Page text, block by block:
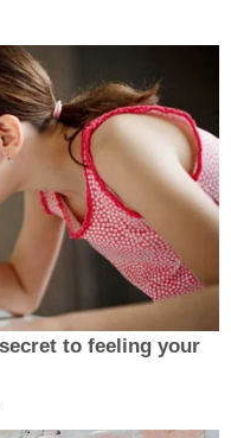
to feeling your